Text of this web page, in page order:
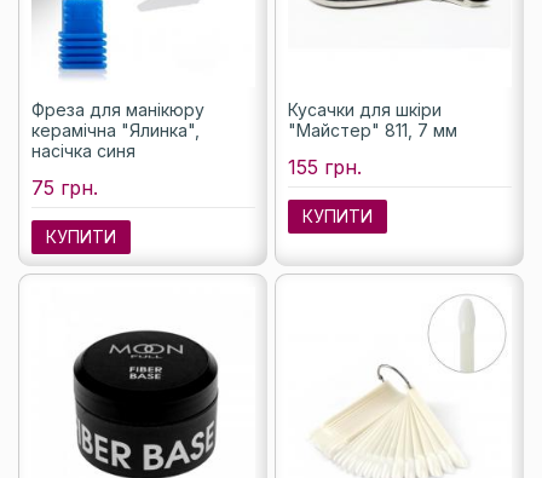
Фреза для манікюру
керамічна "Ялинка",
насічка синя
75 грн.
КУПИТИ
Кусачки для шкіри
"Майстер" 811, 7 мм
155 грн.
КУПИТИ